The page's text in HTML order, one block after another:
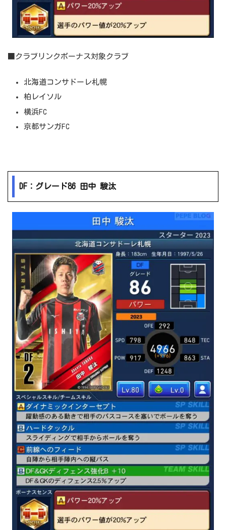
■クラブリンクボーナス対象クラブ
北海道コンサドーレ札幌
柏レイソル
横浜FC
京都サンガFC
DF：グレード86 田中 駿汰